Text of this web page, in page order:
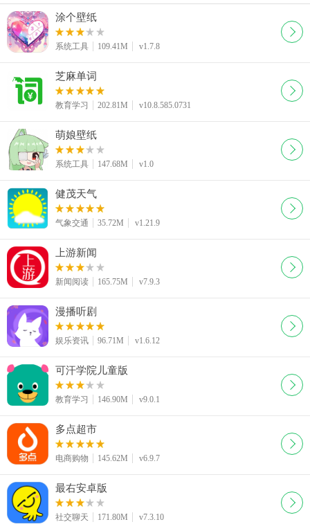
涂个壁纸
系统工具 109.41M v1.7.8
芝麻单词
教育学习 202.81M v10.8.585.0731
萌娘壁纸
系统工具 147.68M v1.0
健茂天气
气象交通 35.72M v1.21.9
上游新闻
新闻阅读 165.75M v7.9.3
漫播听剧
娱乐资讯 96.71M v1.6.12
可汗学院儿童版
教育学习 146.90M v9.0.1
多点超市
电商购物 145.62M v6.9.7
最右安卓版
社交聊天 171.80M v7.3.10